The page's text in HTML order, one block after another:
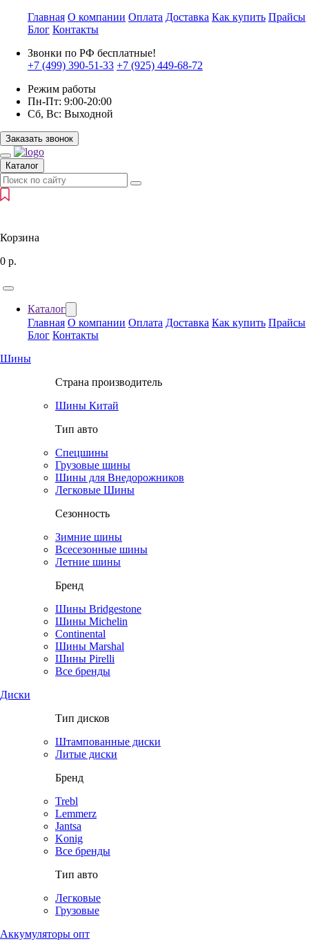
Главная О компании Оплата Доставка Как купить Прайсы
Блог Контакты
Звонки по РФ бесплатные!
+7 (499) 390-51-33 +7 (925) 449-68-72
Режим работы
Пн-Пт: 9:00-20:00
Сб, Вс: Выходной
Заказать звонок
Каталог
Корзина
0 р.
Каталог
Главная О компании Оплата Доставка Как купить Прайсы
Блог Контакты
Шины
Страна производитель
Шины Китай
Тип авто
Спецшины
Грузовые шины
Шины для Внедорожников
Легковые Шины
Сезонность
Зимние шины
Всесезонные шины
Летние шины
Бренд
Шины Bridgestone
Шины Michelin
Continental
Шины Marshal
Шины Pirelli
Все бренды
Диски
Тип дисков
Штампованные диски
Литые диски
Бренд
Trebl
Lemmerz
Jantsa
Konig
Все бренды
Тип авто
Легковые
Грузовые
Аккумуляторы опт